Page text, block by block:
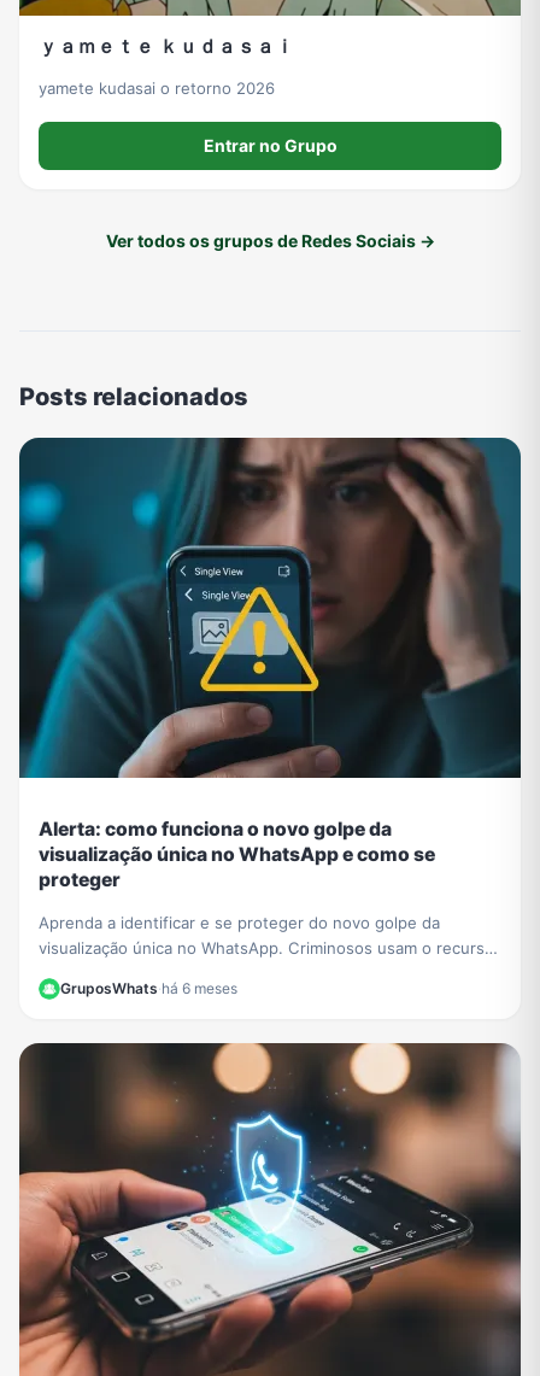
ｙａｍｅｔｅ ｋｕｄａｓａｉ
yamete kudasai o retorno 2026
Entrar no Grupo
Ver todos os grupos de Redes Sociais →
Posts relacionados
Alerta: como funciona o novo golpe da
visualização única no WhatsApp e como se
proteger
Aprenda a identificar e se proteger do novo golpe da
visualização única no WhatsApp. Criminosos usam o recurso
para extorquir vítimas. Saiba como agir.
GruposWhats·há 6 meses